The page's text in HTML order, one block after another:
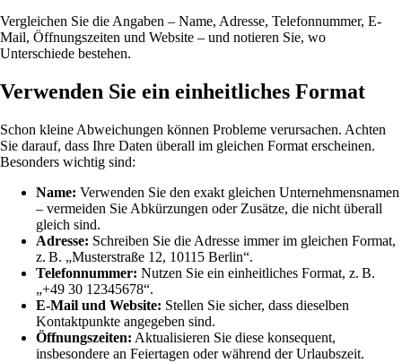
Vergleichen Sie die Angaben – Name, Adresse, Telefonnummer, E-
Mail, Öffnungszeiten und Website – und notieren Sie, wo
Unterschiede bestehen.
Verwenden Sie ein einheitliches Format
Schon kleine Abweichungen können Probleme verursachen. Achten
Sie darauf, dass Ihre Daten überall im gleichen Format erscheinen.
Besonders wichtig sind:
Name: Verwenden Sie den exakt gleichen Unternehmensnamen
– vermeiden Sie Abkürzungen oder Zusätze, die nicht überall
gleich sind.
Adresse: Schreiben Sie die Adresse immer im gleichen Format,
z. B. „Musterstraße 12, 10115 Berlin“.
Telefonnummer: Nutzen Sie ein einheitliches Format, z. B.
„+49 30 12345678“.
E-Mail und Website: Stellen Sie sicher, dass dieselben
Kontaktpunkte angegeben sind.
Öffnungszeiten: Aktualisieren Sie diese konsequent,
insbesondere an Feiertagen oder während der Urlaubszeit.